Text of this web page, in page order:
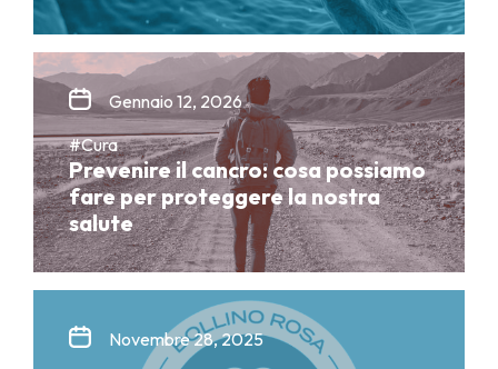
Gennaio 12, 2026
#Cura
Prevenire il cancro: cosa possiamo
fare per proteggere la nostra
salute
Novembre 28, 2025